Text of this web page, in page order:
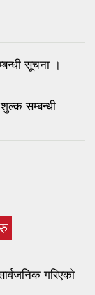
सूचना ।
शुल्क सम्बन्धी
गरिएको